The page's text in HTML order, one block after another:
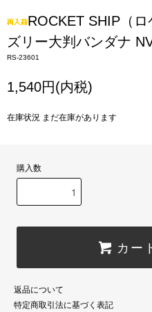
ROCKET SHIP（
ズリー大判バンダナ
RS-23601
1,540円(内税)
在庫状況 まだ在庫があります
購入数
カー
返品について
特定商取引法に基づく表記